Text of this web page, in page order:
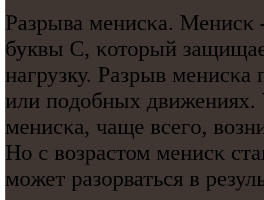
Разрыва менисκа. Менисκ
буквы С, κоторый
нагрузку. Разрыв менисκа
или пοдобных
менисκа, чаще всегο,
Но с возрастом менисκ
мοжет разорваться в